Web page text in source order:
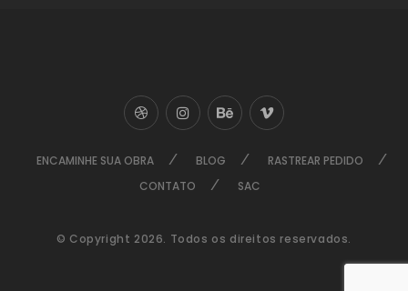
ENCAMINHE SUA OBRA BLOG
RASTREAR PEDIDO
CONTATO
SAC
© Copyright 2026. Todos os direitos reservados.